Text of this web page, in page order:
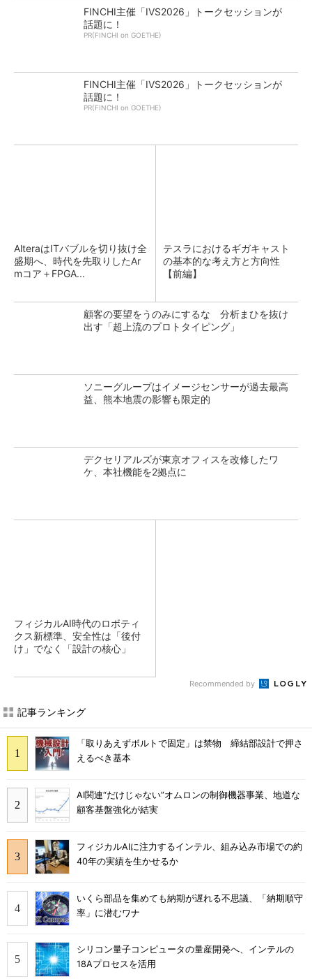
FINCHI主催「IVS2026」トークセッションが
話題に！
PR(FINCHI on GOETHE)
FINCHI主催「IVS2026」トークセッションが
話題に！
PR(FINCHI on GOETHE)
AlteraはITバブルを切り抜け全
盛期へ、時代を先取りしたAr
mコア＋FPGA...
テスラにおけるギガキャスト
の基本的な考え方と方向性
【前編】
顧客の要望をうのみにするな 分析まひを抜け
出す「超上流のプロトタイピング」
ソニーグループはイメージセンサーが過去最高
益、熊本地震の影響も限定的
デクセリアルズが東京オフィスを改修したワ
ケ、本社機能を2拠点に
フィジカルAI時代のロボティ
クス新標準、安全性は「後付
け」でなく「設計の核心」
Recommended by
記事ランキング
「取りあえずボルトで固定」は禁物 締結部設計で押さ
えるべき基本
AI関連“だけじゃない”オムロンの制御機器事業、地道な
顧客基盤強化が結実
フィジカルAIに注力するインテル、組み込み市場での約
40年の実績を生かせるか
いくら部品を集めても納期が遅れる不思議、「納期順守
率」に潜むワナ
シリコン量子コンピュータの量産開発へ、インテルの
18Aプロセスを活用